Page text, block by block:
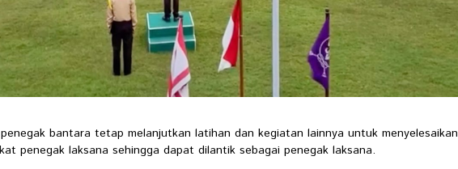
bantara tetap melanjutkan latihan dan kegiatan lainnya untuk menyelesaikan
penegak laksana sehingga dapat dilantik sebagai penegak laksana.